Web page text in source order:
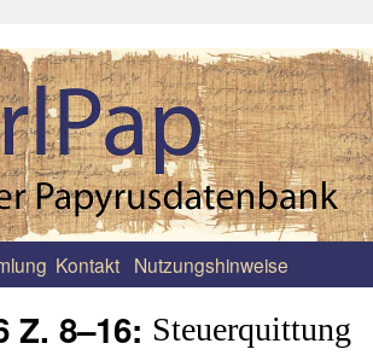
Kontakt Nutzungshinweise
Z. 8–16: Steuerquittung